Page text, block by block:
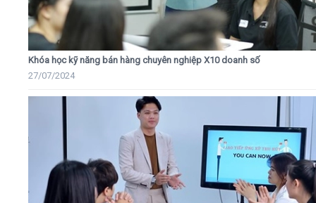
Khóa học kỹ năng bán hàng chuyên nghiệp X10 doanh số
27/07/2024